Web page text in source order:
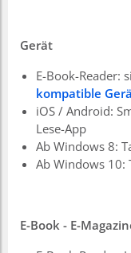
Gerät
E-Book-Reader:
kompatible
iOS / Android:
Lese-App
Ab Windows 8:
Ab Windows 10:
E-Book - E-